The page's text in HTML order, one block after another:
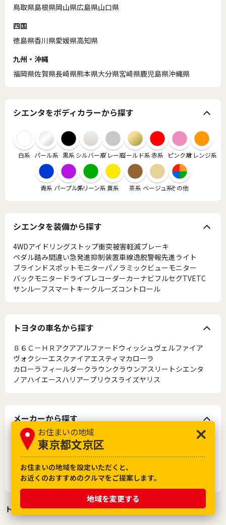
お住まいの地域
東京都文京区
お住まいの地域を設定いただくと、
お近くのおすすめのクルマをご提案します。
地域を変更する
鳥取県島根県岡山県広島県山口県
四国
徳島県香川県愛媛県高知県
九州・沖縄
福岡県佐賀県長崎県熊本県大分県宮崎県鹿児島県沖縄県
シエンタをボディカラーから探す
白系 パール系 黒系 シルバー系グレー系ゴールド系赤系 ピンク系オレンジ系
青系 パープル系グリーン系黄系 茶系 ベージュ系その他
シエンタを装備から探す
4WDアイドリングストップ衝突被害軽減ブレーキ
ペダル踏み間違い急発進抑制装置車線逸脱警報先進ライト
ブラインドスポットモニターパノラミックビューモニター
バックモニター ドライブレコーダーカーナビフルセグTVETC
サンルーフ スマートキークルーズコントロール
トヨタの車名から探す
８６ Ｃ－ＨＲ アクアアルファードウィッシュヴェルファイア
ヴォクシーエスクァイアエスティマカローラ
カローラフィールダークラウンクラウンアスリートシエンタ
ノアハイエースハリアープリウスライズヤリス
メーカーから探す
トヨタレクサス日産ホンダマツダ
スズキ
いすゞ
日野
フォルクスワーゲンアウディメルセデス・ベンツ
フィアットスマート
トヨタのクルマ買取り